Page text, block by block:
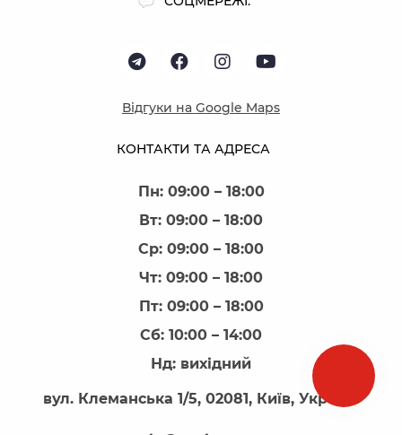
КОНТАКТИ ТА АДРЕСА
Пн: 09:00 – 18:00
Вт: 09:00 – 18:00
Ср: 09:00 – 18:00
Чт: 09:00 – 18:00
Пт: 09:00 – 18:00
Сб: 10:00 – 14:00
Нд: вихідний
вул. Клеманська 1/5, 02081, Київ, Україна
Відгуки на Google Maps